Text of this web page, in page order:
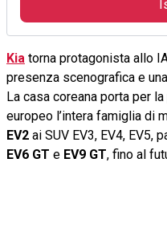
Kia torna protagonista allo
presenza scenografica e
La casa coreana porta per
europeo l’intera famiglia di
EV2 ai SUV EV3, EV4, EV5,
EV6 GT e EV9 GT, fino al